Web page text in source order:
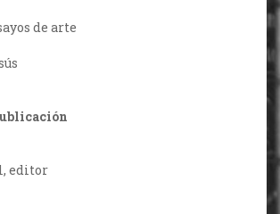
de arte
editor